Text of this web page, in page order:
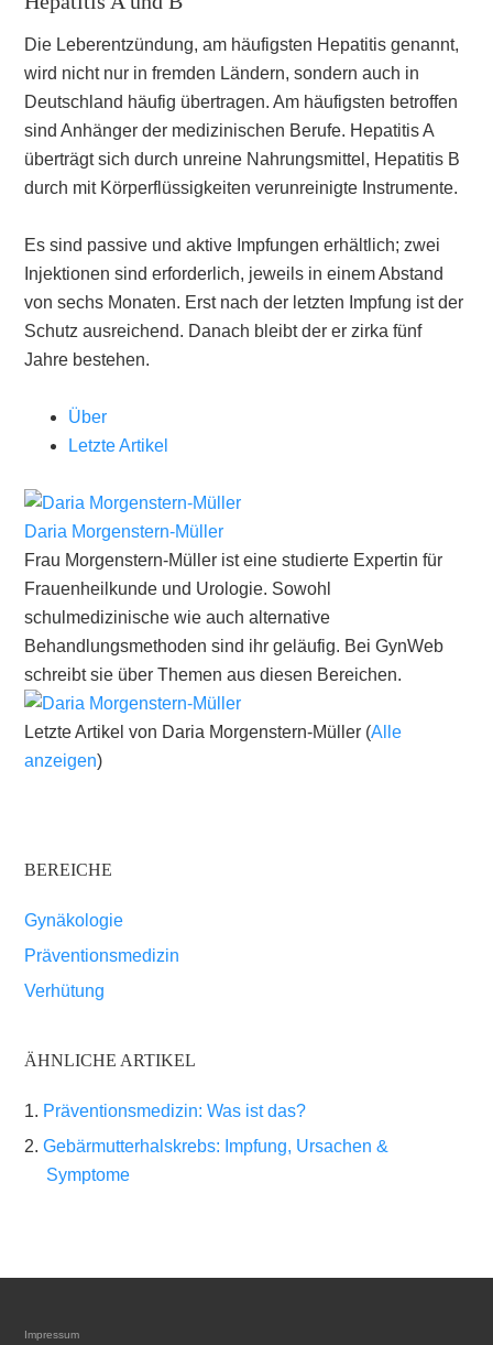
Die Leberentzündung, am häufigsten Hepatitis genannt,
wird nicht nur in fremden Ländern, sondern auch in
Deutschland häufig übertragen. Am häufigsten betroffen
sind Anhänger der medizinischen Berufe. Hepatitis A
überträgt sich durch unreine Nahrungsmittel, Hepatitis B
durch mit Körperflüssigkeiten verunreinigte Instrumente.
Es sind passive und aktive Impfungen erhältlich; zwei
Injektionen sind erforderlich, jeweils in einem Abstand
von sechs Monaten. Erst nach der letzten Impfung ist der
Schutz ausreichend. Danach bleibt der er zirka fünf
Jahre bestehen.
Über
Letzte Artikel
Daria Morgenstern-Müller
Frau Morgenstern-Müller ist eine studierte Expertin für
Frauenheilkunde und Urologie. Sowohl
schulmedizinische wie auch alternative
Behandlungsmethoden sind ihr geläufig. Bei GynWeb
schreibt sie über Themen aus diesen Bereichen.
Letzte Artikel von Daria Morgenstern-Müller (Alle
anzeigen)
BEREICHE
Gynäkologie
Präventionsmedizin
Verhütung
ÄHNLICHE ARTIKEL
Präventionsmedizin: Was ist das?
Gebärmutterhalskrebs: Impfung, Ursachen &
Symptome
Impressum